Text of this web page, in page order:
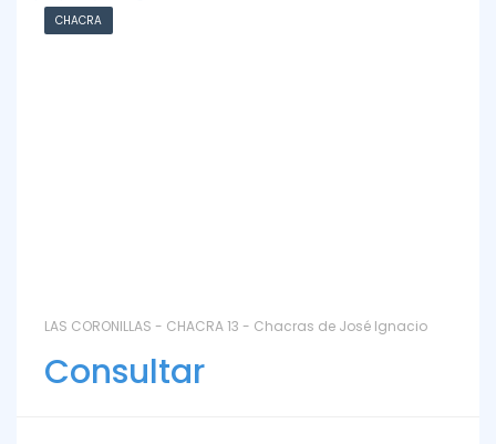
CHACRA
LAS CORONILLAS - CHACRA 13 - Chacras de José Ignacio
Consultar